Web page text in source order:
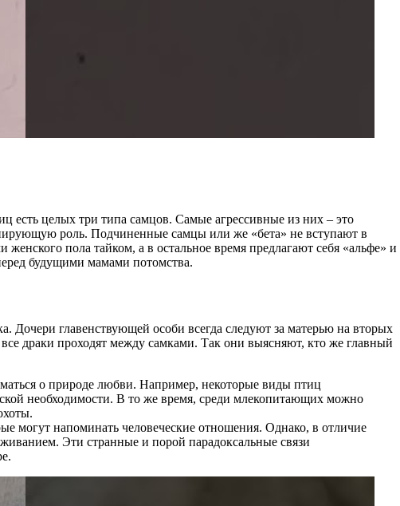
есть целых три типа самцов. Самые агрессивные из них – это
роль. Подчиненные самцы или же «бета» не вступают в
пола тайком, а в остальное время предлагают себя «альфе» и
будущими мамами потомства.
главенствующей особи всегда следуют за матерью на вторых
драки проходят между самками. Так они выясняют, кто же главный
о природе любви. Например, некоторые виды птиц
необходимости. В то же время, среди млекопитающих можно
напоминать человеческие отношения. Однако, в отличие
Эти странные и порой парадоксальные связи